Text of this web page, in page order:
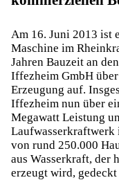
Am 16. Juni 2013 ist
Maschine im
Jahren Bauzeit an
Iffezheim GmbH
Erzeugung auf.
Iffezheim nun über
Megawatt Leistung
Laufwasserkraftwerk
von rund 250.000
aus Wasserkraft,
erzeugt wird, gedeckt